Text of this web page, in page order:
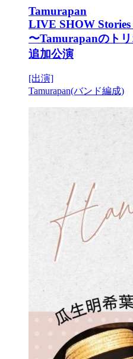
Tamurapan
LIVE SHOW Stories
〜Tamurapanのト
追加公演
[出演]
Tamurapan(バンド編成)